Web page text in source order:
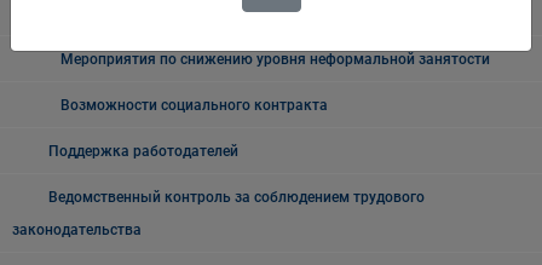
О неформальной занятости: ролики, релизы
Мероприятия по снижению уровня неформальной занятости
Возможности социального контракта
Поддержка работодателей
Ведомственный контроль за соблюдением трудового
законодательства